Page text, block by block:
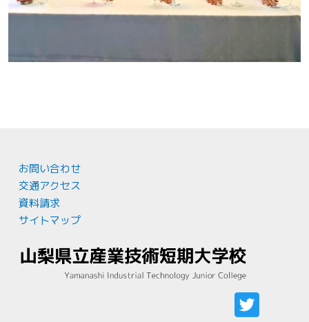
お問い合わせ
交通アクセス
資料請求
サイトマップ